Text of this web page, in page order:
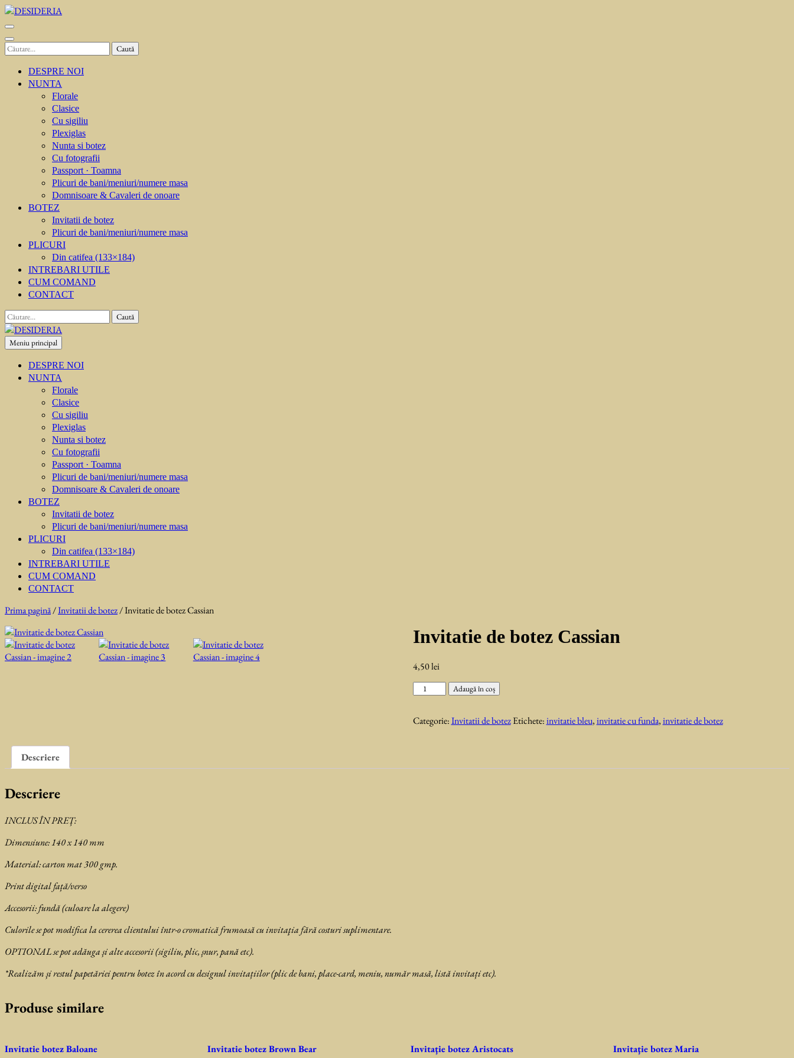
Sari
la
conținut
(apasă
Caută
DESPRE NOI
NUNTA
Florale
Clasice
Cu sigiliu
Plexiglas
Nunta si botez
Cu fotografii
Passport · Toamna
Plicuri de bani/meniuri/numere masa
Domnisoare & Cavaleri de onoare
BOTEZ
Invitatii de botez
Plicuri de bani/meniuri/numere masa
PLICURI
Din catifea (133×184)
INTREBARI UTILE
CUM COMAND
CONTACT
Caută
după:
DESIDERIA
Creator de invitati
Meniu principal
DESPRE NOI
NUNTA
Florale
Clasice
Cu sigiliu
Plexiglas
Nunta si botez
Cu fotografii
Passport · Toamna
Plicuri de bani/meniuri/numere masa
Domnisoare & Cavaleri de onoare
BOTEZ
Invitatii de botez
Plicuri de bani/meniuri/numere masa
PLICURI
Din catifea (133×184)
INTREBARI UTILE
CUM COMAND
CONTACT
Prima pagină/Invitatii de botez/ Invitatie de botez Cassian
Invitatie de botez Cassian
4,50lei
Cantitate
botez
Adaugă în coș
Categorie:Invitatii de botez Etichete:invitatie bleu,invitatie cu funda,invitatie de botez
Descriere
Descriere
INCLUS ÎN PREȚ:
Dimensiune: 140 x 140 mm
Material: carton mat 300 gmp.
Print digital față/verso
Accesorii: fundă (culoare la alegere)
Culorile se pot modifica la cererea clientului într-o cromatică frumoasă cu invitaţia fără costuri suplimentare.
OPTIONAL se pot adăuga și alte accesorii (sigiliu, plic, șnur, pană etc).
*Realizăm și restul papetăriei pentru botez în acord cu designul invitațiilor (plic de bani, place-card, meniu, număr masă, listă invitați etc).
Produse similare
Invitatie botez Baloane Invitatie botez Brown Bear Invitaţie botez Aristocats Invitaţie botez Maria